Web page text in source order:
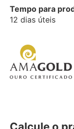
Tempo para
12 dias úteis